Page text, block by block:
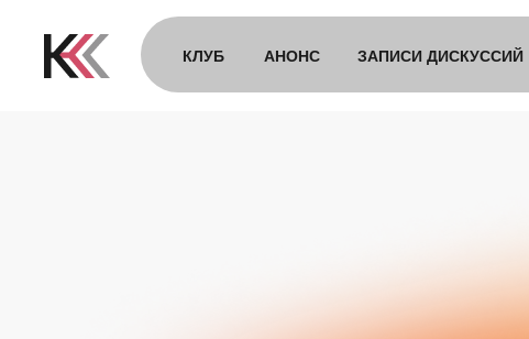
АНОНС
КЛУБ ЗАПИСИ ДИСКУССИЙ